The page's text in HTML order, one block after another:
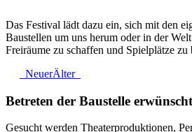
Das Festival lädt dazu ein, sich mit den
Baustellen um uns herum oder in der
Freiräume zu schaffen und Spielplätze zu
NeuerÄlter
Betreten der Baustelle
Gesucht werden Theaterproduktionen,